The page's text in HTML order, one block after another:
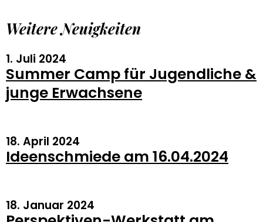
Weitere Neuigkeiten
1. Juli 2024
Summer Camp für Jugendliche &
junge Erwachsene
18. April 2024
Ideenschmiede am 16.04.2024
18. Januar 2024